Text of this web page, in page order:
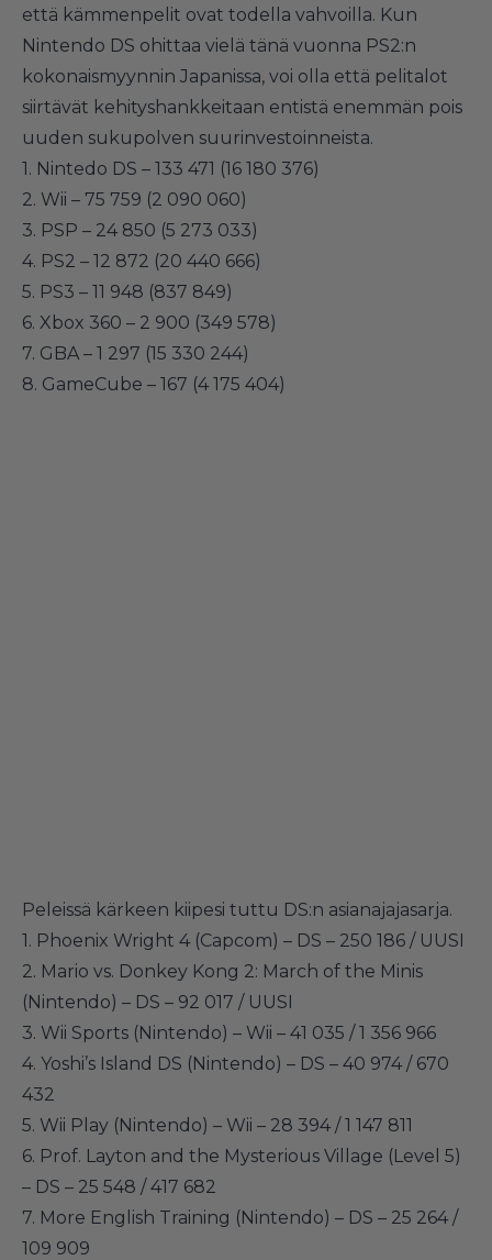
että kämmenpelit ovat todella vahvoilla. Kun
Nintendo DS ohittaa vielä tänä vuonna PS2:n
kokonaismyynnin Japanissa, voi olla että pelitalot
siirtävät kehityshankkeitaan entistä enemmän pois
uuden sukupolven suurinvestoinneista.
1. Nintedo DS – 133 471 (16 180 376)
2. Wii – 75 759 (2 090 060)
3. PSP – 24 850 (5 273 033)
4. PS2 – 12 872 (20 440 666)
5. PS3 – 11 948 (837 849)
6. Xbox 360 – 2 900 (349 578)
7. GBA – 1 297 (15 330 244)
8. GameCube – 167 (4 175 404)
Peleissä kärkeen kiipesi tuttu DS:n asianajajasarja.
1. Phoenix Wright 4 (Capcom) – DS – 250 186 / UUSI
2. Mario vs. Donkey Kong 2: March of the Minis
(Nintendo) – DS – 92 017 / UUSI
3. Wii Sports (Nintendo) – Wii – 41 035 / 1 356 966
4. Yoshi’s Island DS (Nintendo) – DS – 40 974 / 670
432
5. Wii Play (Nintendo) – Wii – 28 394 / 1 147 811
6. Prof. Layton and the Mysterious Village (Level 5)
– DS – 25 548 / 417 682
7. More English Training (Nintendo) – DS – 25 264 /
109 909